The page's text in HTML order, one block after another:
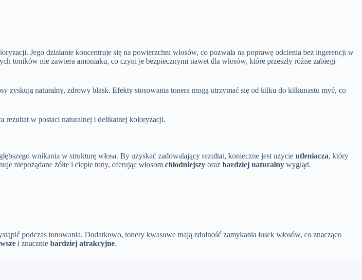
Jego działanie koncentruje się na powierzchni włosów, co pozwala na poprawę odcienia bez ingerencji w
toników nie zawiera amoniaku, co czyni je bezpiecznymi nawet dla włosów, które przeszły różne zabiegi
zyskują naturalny, zdrowy blask. Efekty stosowania tonera mogą utrzymać się od kilku do kilkunastu myć, co
rezultat w postaci naturalnej i delikatnej koloryzacji.
wnikania w strukturę włosa. By uzyskać zadowalający rezultat, konieczne jest użycie utleniacza, który
niepożądane żółte i ciepłe tony, oferując włosom chłodniejszy oraz bardziej naturalny wygląd.
podczas tonowania. Dodatkowo, tonery kwasowe mają zdolność zamykania łusek włosów, co znacząco
i znacznie bardziej atrakcyjne.